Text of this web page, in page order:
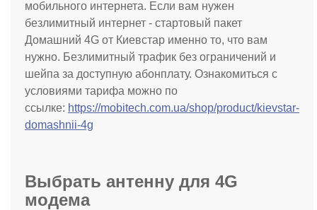
мобильного интернета. Если вам нужен
безлимитный интернет - стартовый пакет
Домашний 4G от Киевстар именно то, что вам
нужно. Безлимитный трафик без ограничений и
шейпа за доступную абонплату. Ознакомиться с
условиями тарифа можно по
ссылке: https://mobitech.com.ua/shop/product/kievstar-
domashnii-4g
Выбрать антенну для 4G
модема